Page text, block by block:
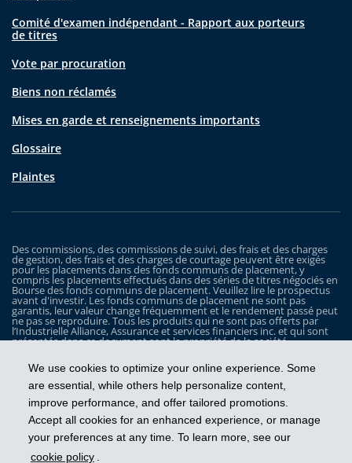
We use cookies to optimize your online experience. Some
are essential, while others help personalize content,
improve performance, and offer tailored promotions.
Accept all cookies for an enhanced experience, or manage
your preferences at any time. To learn more, see our
cookie policy .
Comité d'examen indépendant - Rapport aux porteurs
de titres
Vote par procuration
Biens non réclamés
Mises en garde et renseignements importants
Glossaire
Plaintes
Des commissions, des commissions de suivi, des frais et des charges
de gestion, des frais et des charges de courtage peuvent être exigés
pour les placements dans des fonds communs de placement, y
compris les placements effectués dans des séries de titres négociés en
Bourse des fonds communs de placement. Veuillez lire le prospectus
avant d'investir. Les fonds communs de placement ne sont pas
garantis, leur valeur change fréquemment et le rendement passé peut
ne pas se reproduire. Tous les produits qui ne sont pas offerts par
l’Industrielle Alliance, Assurance et services financiers inc. et qui sont
présentés dans ce document sont la propriété de la société
sont utilisés ici qu’à titre d’illustration seulement.
Les Fonds iA Clarington sont gérés par Placements IA Clarington inc. iA
Clarington, le logo d’iA Clarington, iA Gestion de patrimoine et le logo
de iA Gestion de patrimoine sont des marques de commerce, utilisées
sous licence, de l’Industrielle Alliance, Assurance et services financiers